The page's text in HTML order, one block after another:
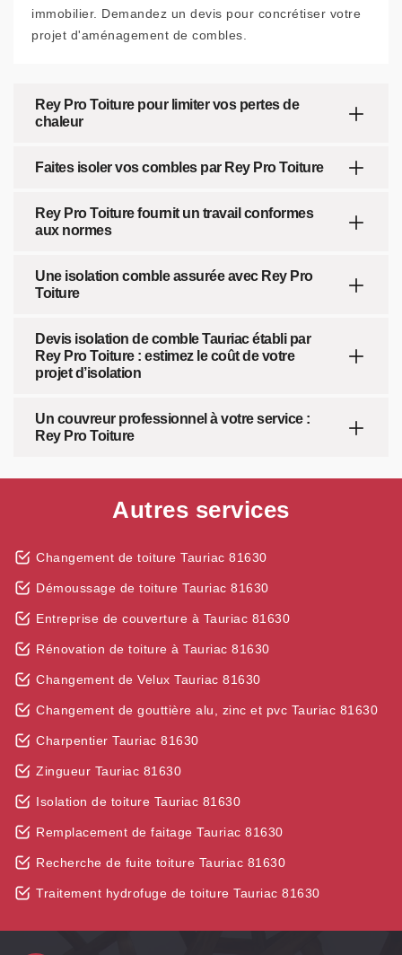
immobilier. Demandez un devis pour concrétiser votre
projet d'aménagement de combles.
Rey Pro Toiture pour limiter vos pertes de
chaleur
Faites isoler vos combles par Rey Pro Toiture
Rey Pro Toiture fournit un travail conformes
aux normes
Une isolation comble assurée avec Rey Pro
Toiture
Devis isolation de comble Tauriac établi par
Rey Pro Toiture : estimez le coût de votre
projet d’isolation
Un couvreur professionnel à votre service :
Rey Pro Toiture
Autres services
Changement de toiture Tauriac 81630
Démoussage de toiture Tauriac 81630
Entreprise de couverture à Tauriac 81630
Rénovation de toiture à Tauriac 81630
Changement de Velux Tauriac 81630
Changement de gouttière alu, zinc et pvc Tauriac 81630
Charpentier Tauriac 81630
Zingueur Tauriac 81630
Isolation de toiture Tauriac 81630
Remplacement de faitage Tauriac 81630
Recherche de fuite toiture Tauriac 81630
Traitement hydrofuge de toiture Tauriac 81630